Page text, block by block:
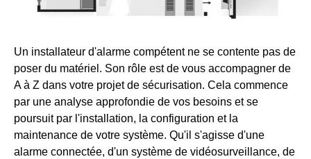
Un installateur d'alarme compétent ne se contente pas de
poser du matériel. Son rôle est de vous accompagner de
A à Z dans votre projet de sécurisation. Cela commence
par une analyse approfondie de vos besoins et se
poursuit par l'installation, la configuration et la
maintenance de votre système. Qu'il s'agisse d'une
alarme connectée, d'un système de vidéosurveillance, de